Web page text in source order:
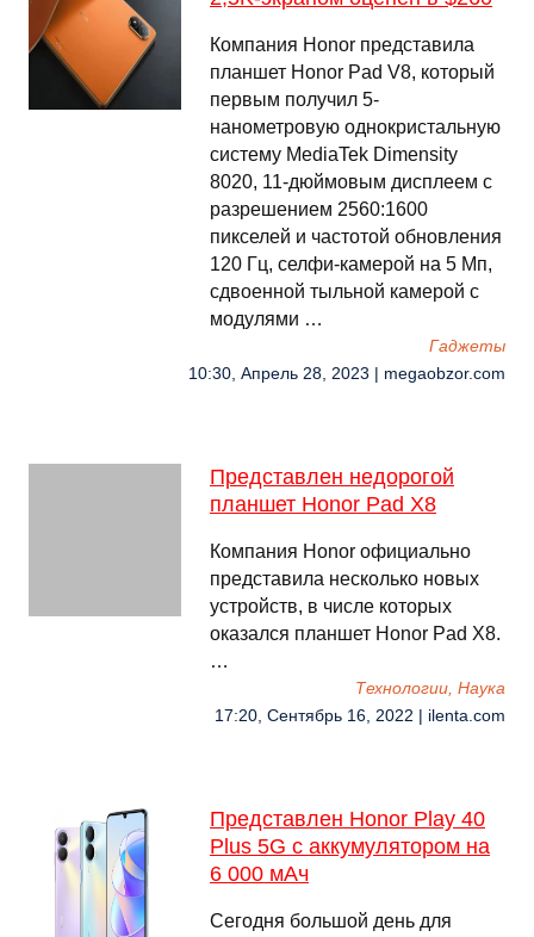
Компания Honor представила
планшет Honor Pad V8, который
первым получил 5-
нанометровую однокристальную
систему MediaTek Dimensity
8020, 11-дюймовым дисплеем с
разрешением 2560:1600
пикселей и частотой обновления
120 Гц, селфи-камерой на 5 Мп,
сдвоенной тыльной камерой с
модулями …
Гаджеты
10:30, Апрель 28, 2023 | megaobzor.com
Представлен недорогой
планшет Honor Pad X8
Компания Honor официально
представила несколько новых
устройств, в числе которых
оказался планшет Honor Pad X8.
…
Технологии, Наука
17:20, Сентябрь 16, 2022 | ilenta.com
Представлен Honor Play 40
Plus 5G с аккумулятором на
6 000 мАч
Сегодня большой день для